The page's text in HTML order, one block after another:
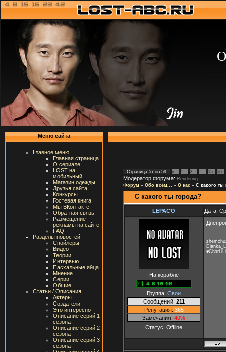
Меню сайта
Главное меню
Главная страница
О сериале
LOST на
мобильный
Магазин одежды
Друзья сайта
Конкурсы
Гостевая книга
Мы ВКонтакте
Обратная связь
Размещение
рекламы на сайте
FAQ
Разделы новостей
Спойлеры
Видео
Теории
Интервью
Пасхальные яйца
Мнение
Серии
Общие
Статьи / Описания
Актеры
Создатели
Это интересно
Описание серий 1
сезона
Описание серий 2
сезона
Описание серий 3
сезона
Страница 57 из 59 « 1 2 55 56
Модератор форума: Rendering
Форум » Обо всём... » О нас » С какого ты
С какого ты города?
LEPACO Дата:
На корабле
Группа: Свои
Сообщений: 211
Репутация: 365
Замечания: 40%
Статус: Offline